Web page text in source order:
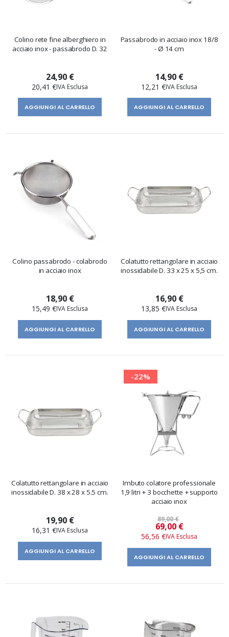
Colino rete fine alberghiero in
acciaio inox - passabrodo D. 32
24,90 €
20,41 €
AGGIUNGI AL CARRELLO
Passabrodo in acciaio inox 18/8
- Ø 14 cm
14,90 €
12,21 €
AGGIUNGI AL CARRELLO
Colino passabrodo - colabrodo
in acciaio inox
18,90 €
15,49 €
AGGIUNGI AL CARRELLO
Colatutto rettangolare in acciaio
inossidabile D. 33 x 25 x 5,5 cm.
16,90 €
13,85 €
AGGIUNGI AL CARRELLO
Colatutto rettangolare in acciaio
inossidabile D. 38 x 28 x 5.5 cm.
19,90 €
16,31 €
AGGIUNGI AL CARRELLO
-22%
Imbuto colatore professionale
1,9 litri + 3 bocchette + supporto
acciaio inox
89,00 €
Prezzo
speciale
69,00 €
56,56 €
AGGIUNGI AL CARRELLO